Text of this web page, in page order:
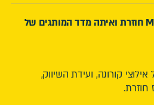
מחכים לכם בים: ועידת MAD חוזרת ואיתה מדד המותגים של
קורונה, ועידת השיווק,
חוזרת.